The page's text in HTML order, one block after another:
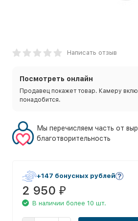
Написать отзыв
Посмотреть онлайн
Продавец покажет товар. Камеру
понадобится.
Мы перечисляем часть от
благотворительность
+147 бонусных рублей
2 950 ₽
В наличии более 10 шт.